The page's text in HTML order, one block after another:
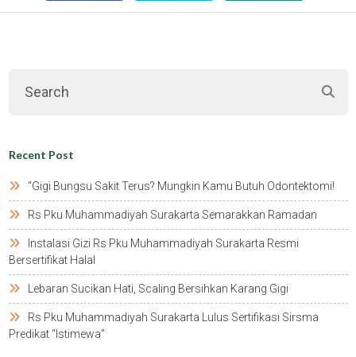
Recent Post
“gigi Bungsu Sakit Terus? Mungkin Kamu Butuh Odontektomi!
Rs Pku Muhammadiyah Surakarta Semarakkan Ramadan
Instalasi Gizi Rs Pku Muhammadiyah Surakarta Resmi
Bersertifikat Halal
Lebaran Sucikan Hati, Scaling Bersihkan Karang Gigi
Rs Pku Muhammadiyah Surakarta Lulus Sertifikasi Sirsma
Predikat “istimewa”